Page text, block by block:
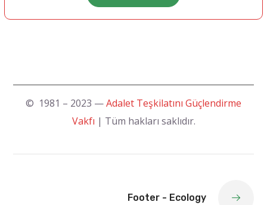
© 1981 – 2023 —Adalet Teşkilatını Güçlendirme
Vakfı | Tüm hakları saklıdır.
Footer - Ecology